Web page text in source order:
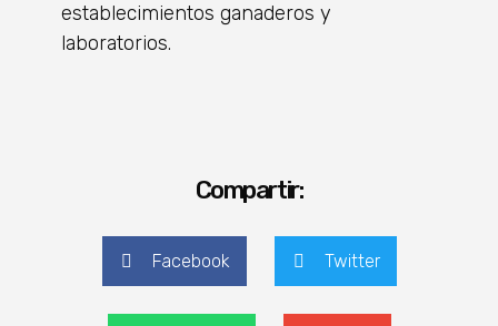
establecimientos ganaderos y
laboratorios.
Compartir:
Facebook Twitter